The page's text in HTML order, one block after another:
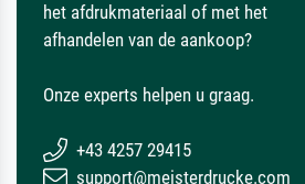
het afdrukmateriaal of met het
afhandelen van de aankoop?
Onze experts helpen u graag.
+43 4257 29415
support@meisterdrucke.com